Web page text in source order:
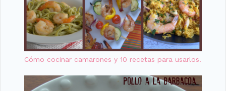
Cómo cocinar camarones y 10 recetas para usarlos.